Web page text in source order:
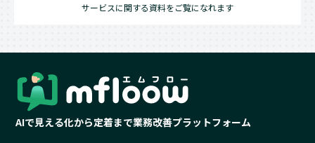
サービスに関する資料をご覧になれます
AIで見える化から定着まで業務改善プラットフォーム